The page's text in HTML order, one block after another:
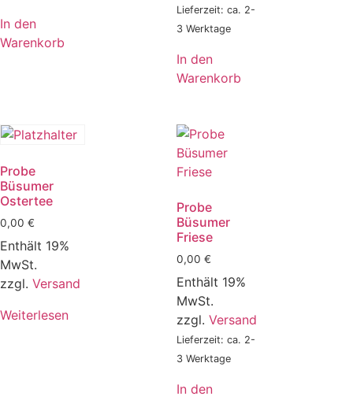
In den
Warenkorb
Lieferzeit: ca. 2-
3 Werktage
In den
Warenkorb
Probe
Büsumer
Ostertee
0,00 €
Enthält 19%
MwSt.
zzgl. Versand
Weiterlesen
Probe
Büsumer
Friese
0,00 €
Enthält 19%
MwSt.
zzgl. Versand
Lieferzeit: ca. 2-
3 Werktage
In den